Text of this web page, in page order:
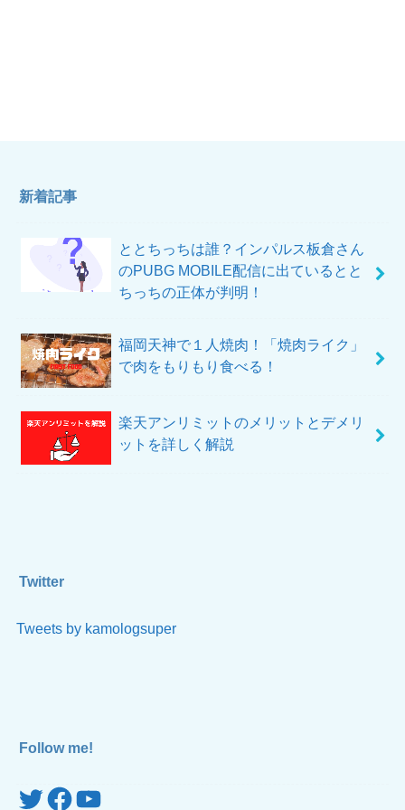
新着記事
ととちっちは誰？インパルス板倉さん
のPUBG MOBILE配信に出ているとと
ちっちの正体が判明！
福岡天神で１人焼肉！「焼肉ライク」
で肉をもりもり食べる！
楽天アンリミットのメリットとデメリ
ットを詳しく解説
Twitter
Tweets by kamologsuper
Follow me!
TwitterFacebook
YouTube